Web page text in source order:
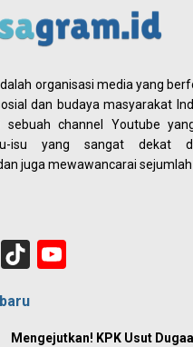
organisasi media yang
dan budaya masyarakat
sebuah channel Youtube
isu yang sangat dekat
juga mewawancarai
Instagram
TikTok
Mengejutkan! KPK Usut